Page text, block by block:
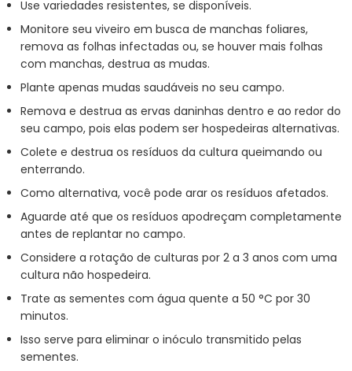
Use variedades resistentes, se disponíveis.
Monitore seu viveiro em busca de manchas foliares,
remova as folhas infectadas ou, se houver mais folhas
com manchas, destrua as mudas.
Plante apenas mudas saudáveis no seu campo.
Remova e destrua as ervas daninhas dentro e ao redor do
seu campo, pois elas podem ser hospedeiras alternativas.
Colete e destrua os resíduos da cultura queimando ou
enterrando.
Como alternativa, você pode arar os resíduos afetados.
Aguarde até que os resíduos apodreçam completamente
antes de replantar no campo.
Considere a rotação de culturas por 2 a 3 anos com uma
cultura não hospedeira.
Trate as sementes com água quente a 50 °C por 30
minutos.
Isso serve para eliminar o inóculo transmitido pelas
sementes.